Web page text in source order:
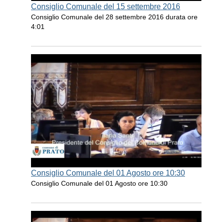
Consiglio Comunale del 15 settembre 2016
Consiglio Comunale del 28 settembre 2016 durata ore
4:01
Consiglio Comunale del 01 Agosto ore 10:30
Consiglio Comunale del 01 Agosto ore 10:30